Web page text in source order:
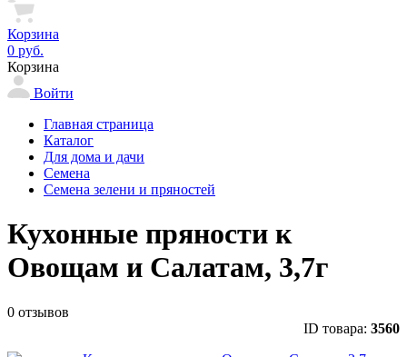
Корзина
0 руб.
Корзина
Войти
Главная страница
Каталог
Для дома и дачи
Семена
Семена зелени и пряностей
Кухонные пряности к
Овощам и Салатам, 3,7г
0 отзывов
ID товара: 3560